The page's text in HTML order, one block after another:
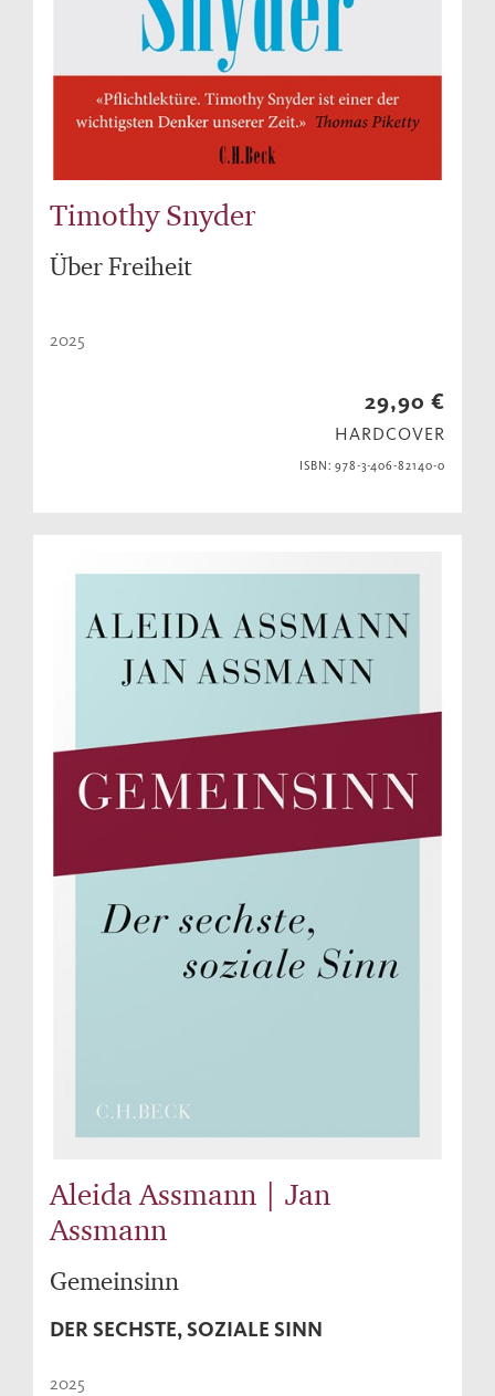
Timothy Snyder
Über Freiheit
2025
29,90 €
HARDCOVER
ISBN: 978-3-406-82140-0
Aleida Assmann | Jan
Assmann
Gemeinsinn
DER SECHSTE, SOZIALE SINN
2025